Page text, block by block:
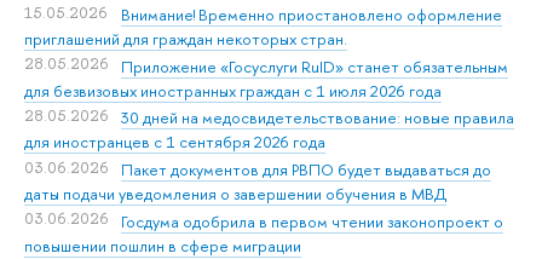
15.05.2026
Внимание! Временно приостановлено оформление
приглашений для граждан некоторых стран.
28.05.2026
Приложение «Госуслуги RuID» станет обязательным
для безвизовых иностранных граждан с 1 июля 2026 года
28.05.2026
30 дней на медосвидетельствование: новые правила
для иностранцев с 1 сентября 2026 года
03.06.2026
Пакет документов для РВПО будет выдаваться до
даты подачи уведомления о завершении обучения в МВД
03.06.2026
Госдума одобрила в первом чтении законопроект о
повышении пошлин в сфере миграции